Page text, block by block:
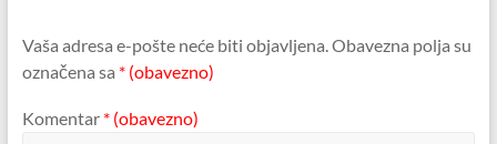
Vaša adresa e-pošte neće biti objavljena.Obavezna polja su
označena sa * (obavezno)
Komentar * (obavezno)